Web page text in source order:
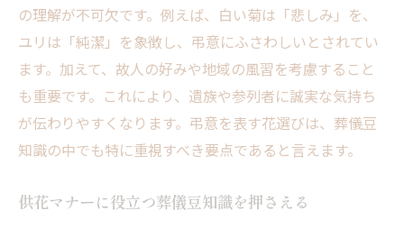
の理解が不可欠です。例えば、白い菊は「悲しみ」を、
ユリは「純潔」を象徴し、弔意にふさわしいとされてい
ます。加えて、故人の好みや地域の風習を考慮すること
も重要です。これにより、遺族や参列者に誠実な気持ち
が伝わりやすくなります。弔意を表す花選びは、葬儀豆
知識の中でも特に重視すべき要点であると言えます。
供花マナーに役立つ葬儀豆知識を押さえる